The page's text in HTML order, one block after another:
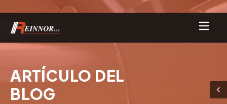
ARTÍCULO DEL
BLOG